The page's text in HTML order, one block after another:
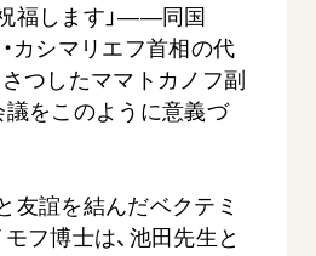
福します」――同国
カシマリエフ首相の代
つしたママトカノフ副
議をこのように意義づ
友誼を結んだベクテミ
フ博士は、池田先生と